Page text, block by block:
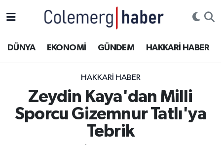
DÜNYA EKONOMİ GÜNDEM HAKKARİ HABER
HAKKARI HABER
Zeydin Kaya'dan Milli
Sporcu Gizemnur Tatlı'ya
Tebrik
ASAYİŞ
DOĞA
Hakkâri Hava Durumu
Hakkari Namaz Vakitleri
Hakkâri Trafik Yoğunluk Haritası
Süper Lig Puan Durumu ve Fikstür